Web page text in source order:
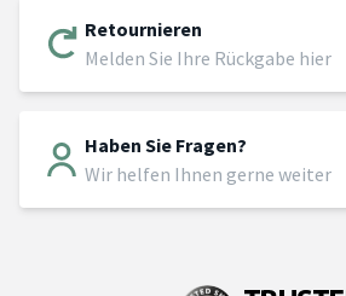
Retournieren
Melden Sie Ihre Rückgabe hier
Haben Sie Fragen?
Wir helfen Ihnen gerne weiter